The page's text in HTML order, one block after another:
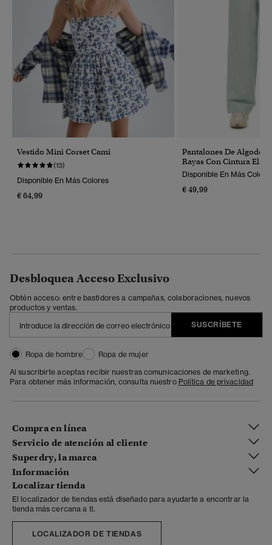
Vestido Mini Corset Cami
(13)
Disponible En Más Colores
€ 64,99
Pantalones De Algodón
Rayas Con Cintura
Disponible En Más
€ 49,99
Desbloquea Acceso Exclusivo
Obtén acceso: entre bastidores a campañas, colaboraciones, nuevos
productos y ventas.
SUSCRÍBETE
Ropa de hombre
Ropa de mujer
Al suscribirte aceptas recibir nuestras comunicaciones de marketing.
Para obtener más información, consulta nuestro Política de privacidad
Compra en línea
Servicio de atención al cliente
Superdry, la marca
Información
Localizar tienda
El localizador de tiendas está diseñado para ayudarte a encontrar la
tienda más cercana a ti.
LOCALIZADOR DE TIENDAS